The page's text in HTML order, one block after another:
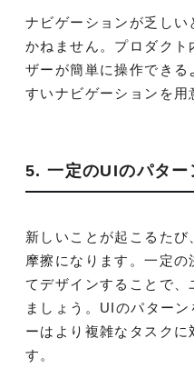
ナビゲーションが乏しい
かねません。プロダク
ザーが簡単に操作でき
すいナビゲーションを用
5. 一定のUIのパター
新しいことが起こるた
摩擦になります。一定
てデザインすることで、
ましょう。UIのパター
ーはより複雑なタスクに
す。